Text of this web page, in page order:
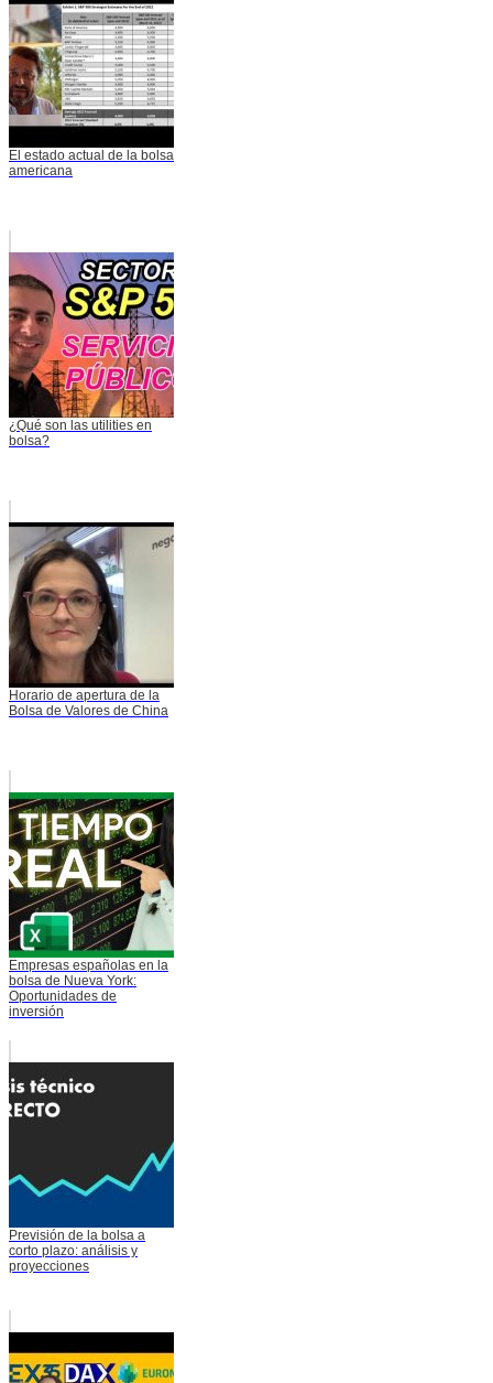
El estado actual de la bolsa
americana
¿Qué son las utilities en
bolsa?
Horario de apertura de la
Bolsa de Valores de China
Empresas españolas en la
bolsa de Nueva York:
Oportunidades de
inversión
Previsión de la bolsa a
corto plazo: análisis y
proyecciones